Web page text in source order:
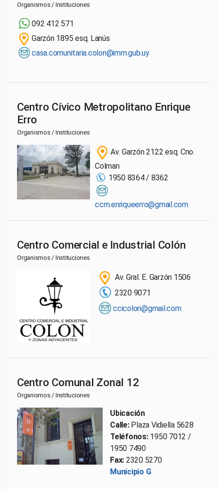
Organismos / Instituciones
092 412 571
Garzón 1895 esq. Lanús
casa.comunitaria.colon@imm.gub.uy
Centro Cívico Metropolitano Enrique
Erro
Organismos / Instituciones
Av. Garzón 2122 esq. Cno.
Colman
1950 8364 / 8362
ccm.enriqueerro@gmail.com
Centro Comercial e Industrial Colón
Organismos / Instituciones
Av. Gral. E. Garzón 1506
2320 9071
ccicolon@gmail.com
Centro Comunal Zonal 12
Organismos / Instituciones
Ubicación
Calle:Plaza Vidiella 5628
Teléfonos:1950 7012 /
1950 7490
Fax: 2320 5270
Municipio G